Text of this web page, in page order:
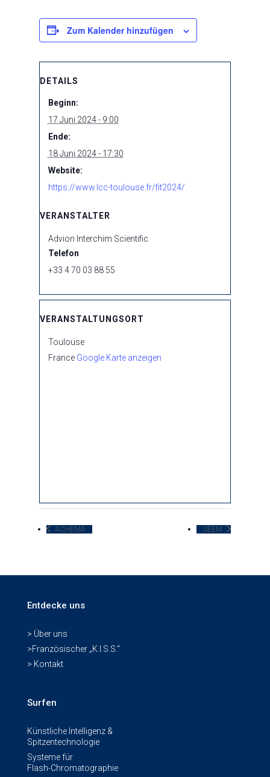
Zum Kalender hinzufügen
DETAILS
Beginn:
17 Juni 2024 - 9:00
Ende:
18 Juni 2024 - 17:30
Website:
https://www.lcc-toulouse.fr/fit2024/
VERANSTALTER
Advion Interchim Scientific
Telefon
+33 4 70 03 88 55
VERANSTALTUNGSORT
Toulouse
France Google Karte anzeigen
ACHEMA SEEM
Entdecke uns
> Über uns
>Französischer „K.I.S.S.“
> Kontakt
Surfen
Künstliche Intelligenz &
Spitzentechnologie
Systeme für
Flash-Chromatographie